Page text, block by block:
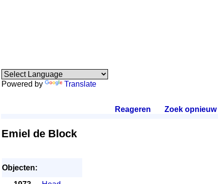
Powered by Translate
Reageren Zoek opnieuw.
Emiel de Block
Objecten: